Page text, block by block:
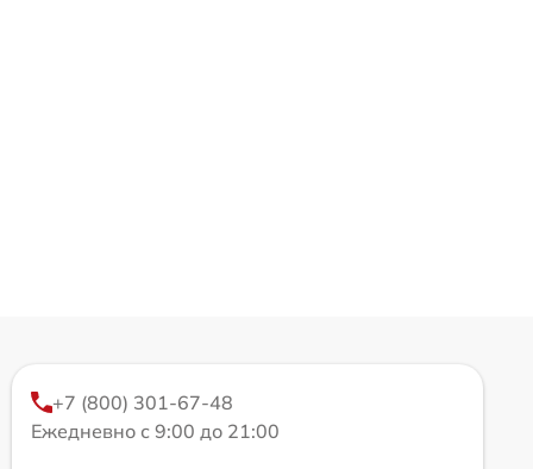
+7 (800) 301-67-48
Ежедневно с 9:00 до 21:00